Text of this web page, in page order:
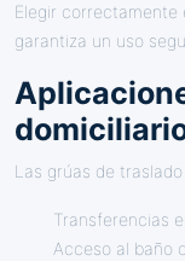
Elegir correctamente
garantiza un uso
Las grúas de
Transferencias
Acceso al baño